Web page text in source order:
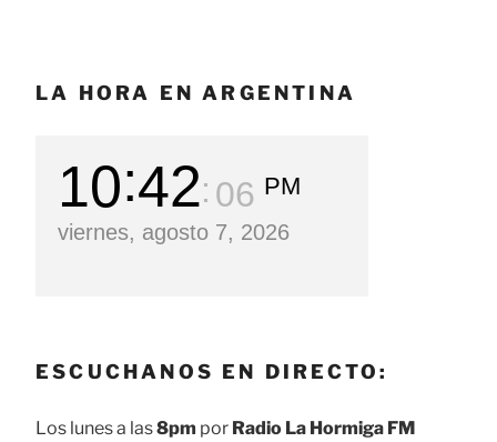
LA HORA EN ARGENTINA
10 42 07 PM
viernes, agosto 7, 2026
ESCUCHANOS EN DIRECTO:
Los lunes a las8pm por Radio La Hormiga FM